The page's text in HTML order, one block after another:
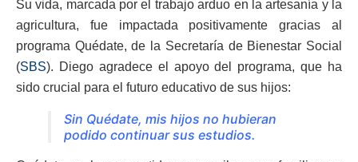
Su vida, marcada por el trabajo arduo en la artesanía y la
agricultura, fue impactada positivamente gracias al
programa Quédate, de la Secretaría de Bienestar Social
(SBS). Diego agradece el apoyo del programa, que ha
sido crucial para el futuro educativo de sus hijos:
Sin Quédate, mis hijos no hubieran
podido continuar sus estudios.